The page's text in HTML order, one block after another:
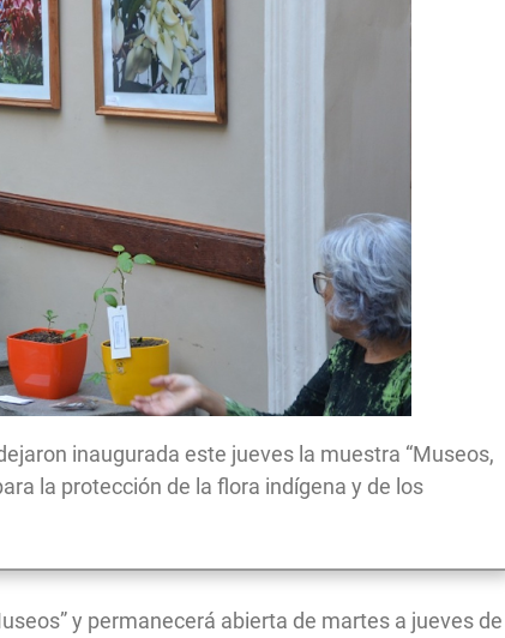
inaugurada este jueves la muestra “Museos,
la protección de la flora indígena y de los
y permanecerá abierta de martes a jueves de